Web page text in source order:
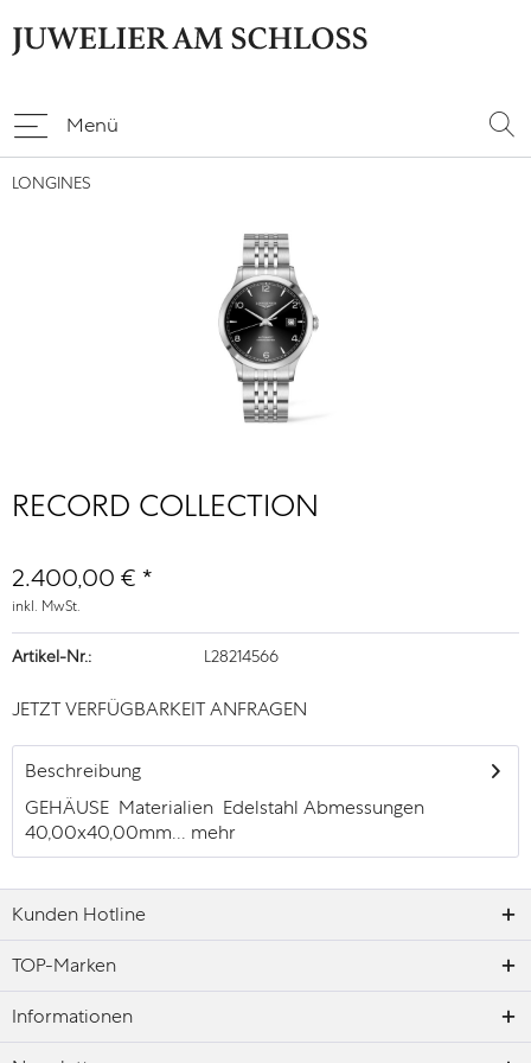
Menü
LONGINES
RECORD COLLECTION
2.400,00 € *
inkl. MwSt.
Artikel-Nr.: L28214566
JETZT VERFÜGBARKEIT ANFRAGEN
Beschreibung
GEHÄUSE Materialien Edelstahl Abmessungen
40,00x40,00mm... mehr
Kunden Hotline
TOP-Marken
Informationen